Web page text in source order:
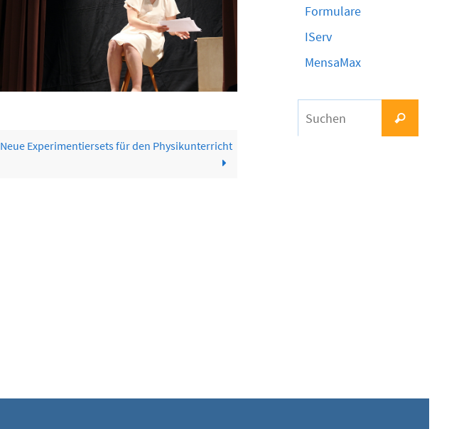
Neue Experimentiersets für den Physikunterricht
Formulare
IServ
MensaMax
Suchen